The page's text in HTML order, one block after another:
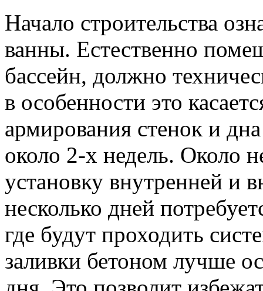
Начало строительства
ванны. Естественно
бассейн, должно
в особенности это
армирования стенок и
около 2-х недель. Около
установку внутренней и
несколько дней
где будут проходить
заливки бетоном лучше